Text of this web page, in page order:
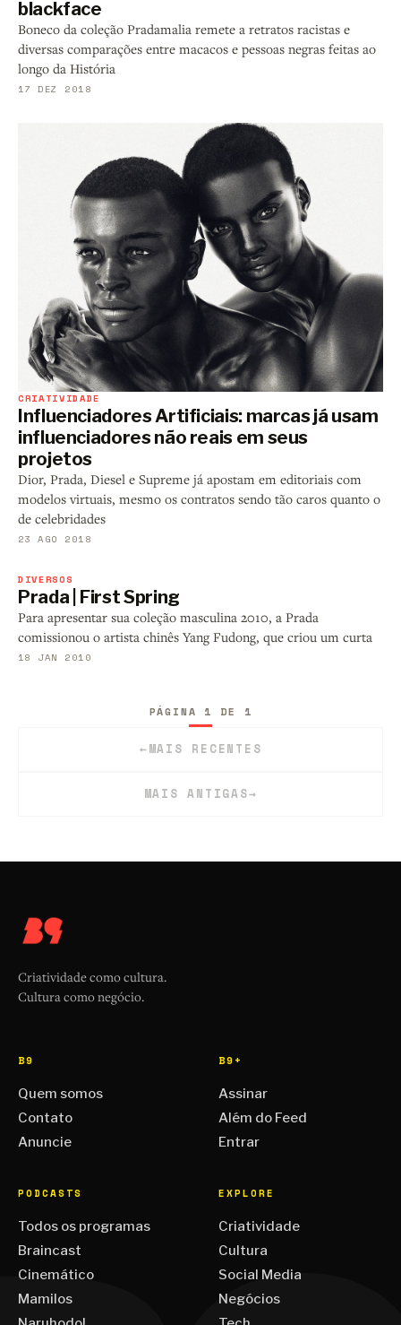
blackface
Boneco da coleção Pradamalia remete a retratos racistas e
diversas comparações entre macacos e pessoas negras feitas ao
longo da História
17 DEZ 2018
CRIATIVIDADE
Influenciadores Artificiais: marcas já usam
influenciadores não reais em seus
projetos
Dior, Prada, Diesel e Supreme já apostam em editoriais com
modelos virtuais, mesmo os contratos sendo tão caros quanto o
de celebridades
23 AGO 2018
DIVERSOS
Prada | First Spring
Para apresentar sua coleção masculina 2010, a Prada
comissionou o artista chinês Yang Fudong, que criou um curta
18 JAN 2010
←MAIS RECENTES
PÁGINA 1 DE 1
MAIS ANTIGAS→
Criatividade como cultura.
Cultura como negócio.
B9
Quem somos
Contato
Anuncie
B9+
Assinar
Além do Feed
Entrar
PODCASTS
Todos os programas
Braincast
Cinemático
Mamilos
EXPLORE
Criatividade
Cultura
Social Media
Negócios